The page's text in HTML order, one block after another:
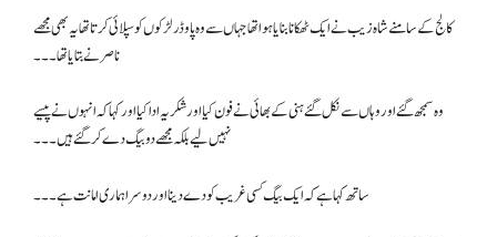
کالج کے سامنے شاہ زیب نے ایک ٹھکانا بنایا ہوا تھا جہاں سے وہ پاوڈر لڑکوں کو سپلائی کرتا تھا یہ بھی مجھے
ناصر نے بتایا تھا۔۔۔
وہ سمجھ گئے اور وہاں سے نکل گئے ہنی کے بھائی نے فون کیا اور شکریہ ادا کیا اور کہا کہ انہوں نے پیسے
نہیں لیے بلکہ مجھے دو بیگ دے کر گئے ہیں۔۔۔
ساتھ کہا ہے کہ ایک بیگ کسی غریب کو دے دینا اور دوسرا ہماری امانت ہے۔۔۔